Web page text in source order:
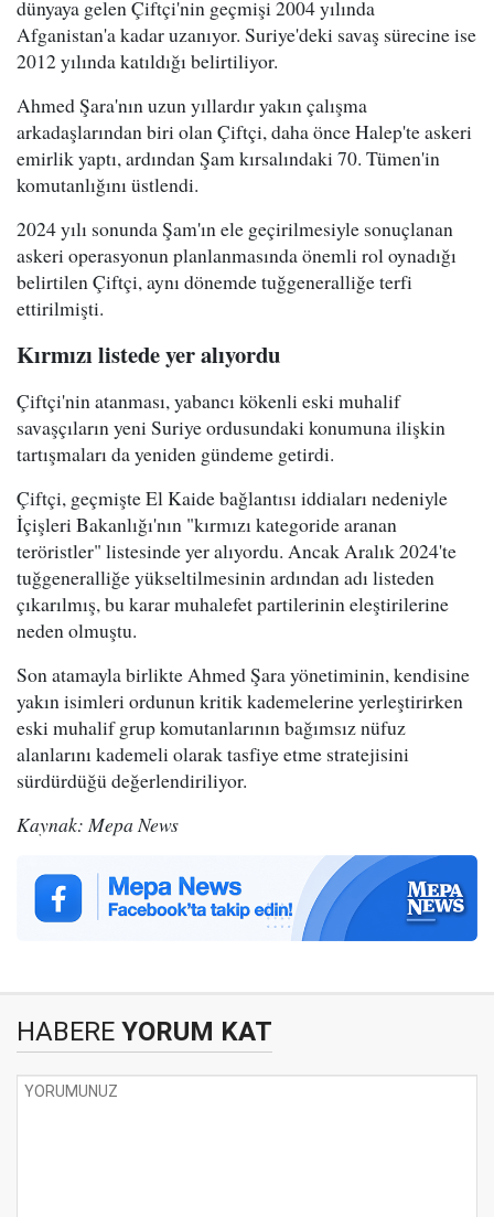
dünyaya gelen Çiftçi'nin geçmişi 2004 yılında
Afganistan'a kadar uzanıyor. Suriye'deki savaş sürecine ise
2012 yılında katıldığı belirtiliyor.
Ahmed Şara'nın uzun yıllardır yakın çalışma
arkadaşlarından biri olan Çiftçi, daha önce Halep'te askeri
emirlik yaptı, ardından Şam kırsalındaki 70. Tümen'in
komutanlığını üstlendi.
2024 yılı sonunda Şam'ın ele geçirilmesiyle sonuçlanan
askeri operasyonun planlanmasında önemli rol oynadığı
belirtilen Çiftçi, aynı dönemde tuğgeneralliğe terfi
ettirilmişti.
Kırmızı listede yer alıyordu
Çiftçi'nin atanması, yabancı kökenli eski muhalif
savaşçıların yeni Suriye ordusundaki konumuna ilişkin
tartışmaları da yeniden gündeme getirdi.
Çiftçi, geçmişte El Kaide bağlantısı iddiaları nedeniyle
İçişleri Bakanlığı'nın "kırmızı kategoride aranan
teröristler" listesinde yer alıyordu. Ancak Aralık 2024'te
tuğgeneralliğe yükseltilmesinin ardından adı listeden
çıkarılmış, bu karar muhalefet partilerinin eleştirilerine
neden olmuştu.
Son atamayla birlikte Ahmed Şara yönetiminin, kendisine
yakın isimleri ordunun kritik kademelerine yerleştirirken
eski muhalif grup komutanlarının bağımsız nüfuz
alanlarını kademeli olarak tasfiye etme stratejisini
sürdürdüğü değerlendiriliyor.
Kaynak: Mepa News
HABERE YORUM KAT